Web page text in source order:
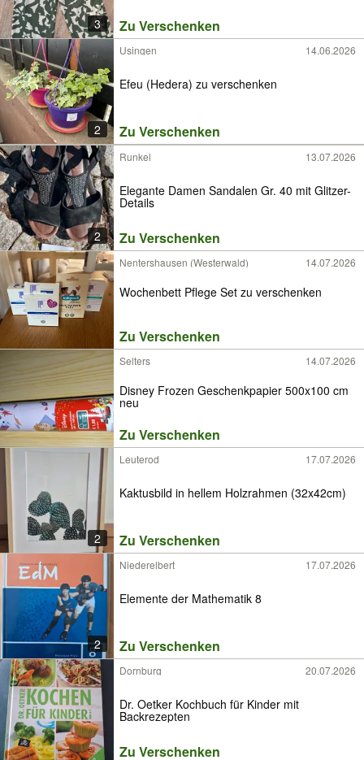
3 Zu Verschenken
2
Usingen 14.06.2026
Efeu (Hedera) zu verschenken
Zu Verschenken
2
Runkel 13.07.2026
Elegante Damen Sandalen Gr. 40 mit Glitzer-
Details
Zu Verschenken
Nentershausen (Westerwald) 14.07.2026
Wochenbett Pflege Set zu verschenken
Zu Verschenken
Selters 14.07.2026
Disney Frozen Geschenkpapier 500x100 cm
neu
Zu Verschenken
2
Leuterod 17.07.2026
Kaktusbild in hellem Holzrahmen (32x42cm)
Zu Verschenken
2
Niederelbert 17.07.2026
Elemente der Mathematik 8
Zu Verschenken
Dornburg 20.07.2026
Dr. Oetker Kochbuch für Kinder mit
Backrezepten
Zu Verschenken